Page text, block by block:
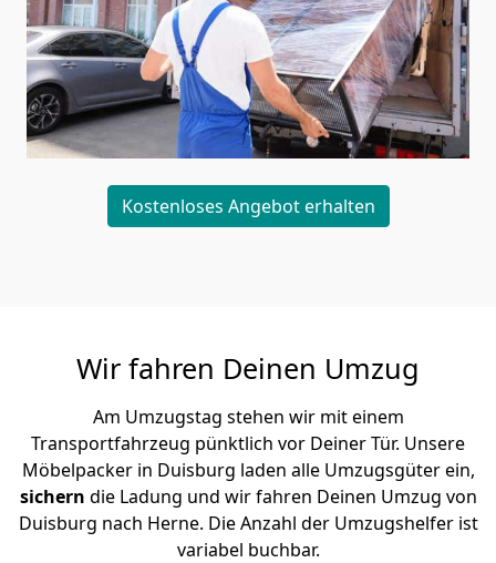
Kostenloses Angebot erhalten
Wir fahren Deinen Umzug
Am Umzugstag stehen wir mit einem
Transportfahrzeug pünktlich vor Deiner Tür. Unsere
Möbelpacker in Duisburg laden alle Umzugsgüter ein,
sichern die Ladung und wir fahren Deinen Umzug von
Duisburg nach Herne. Die Anzahl der Umzugshelfer ist
variabel buchbar.